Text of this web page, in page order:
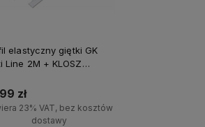
elastyczny giętki GK
Line 2M + KLOSZ
zł
23% VAT, bez kosztów
dostawy